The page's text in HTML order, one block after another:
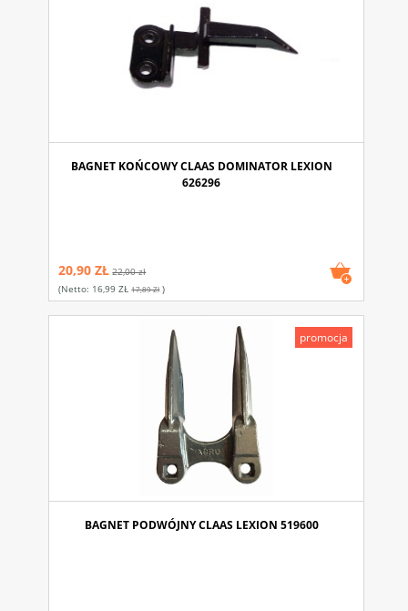
BAGNET KOŃCOWY CLAAS DOMINATOR LEXION
626296
20,90 ZŁ 22,00 zł
(netto: 16,99 ZŁ 17,89 Zł)
BAGNET PODWÓJNY CLAAS LEXION 519600
promocja